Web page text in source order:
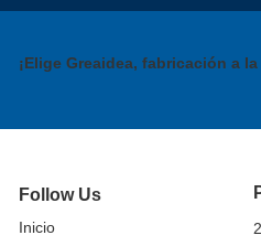
¡Elige Greaidea, fabricación a
Follow Us
Inicio